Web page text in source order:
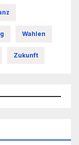
Wahlen
Zukunft